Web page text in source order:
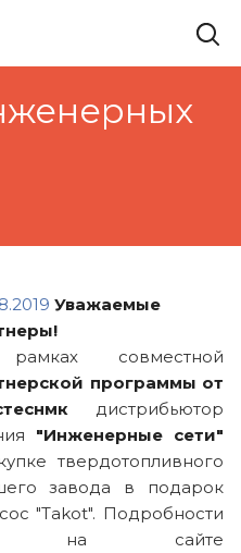
Уважаемые
совместной
программы от
дистрибьютор
"Инженерные сети"
твердотопливного
завода в подарок
"Takot". Подробности
на сайте